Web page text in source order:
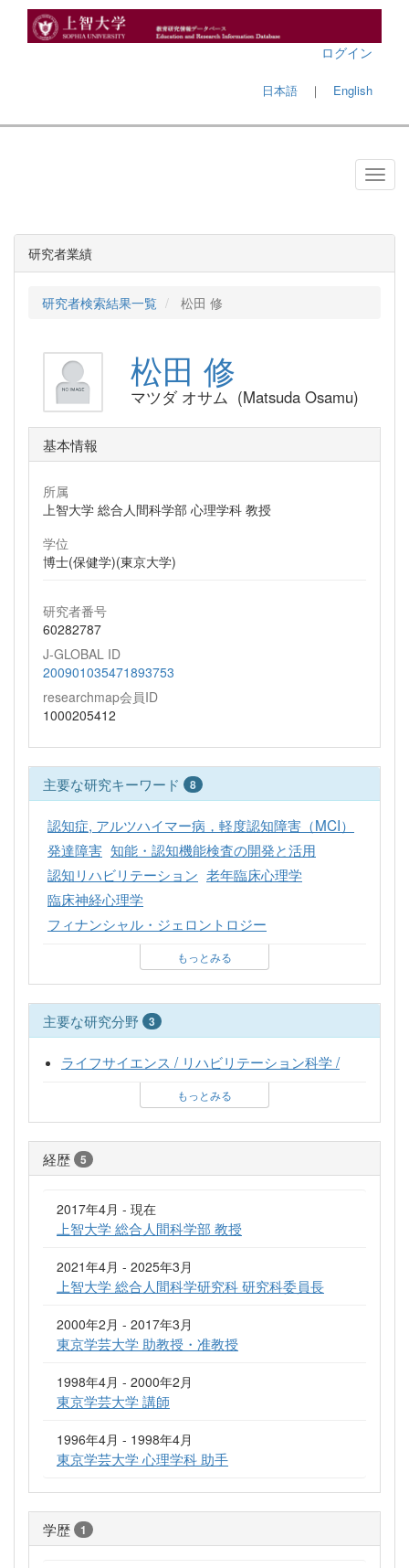
ログイン
日本語 ｜ English
研究者業績
研究者検索結果一覧 松田 修
松田 修
マツダ オサム (Matsuda Osamu)
基本情報
所属
上智大学 総合人間科学部 心理学科 教授
学位
博士(保健学)(東京大学)
研究者番号
60282787
J-GLOBAL ID
200901035471893753
researchmap会員ID
1000205412
主要な研究キーワード 8
認知症, アルツハイマー病，軽度認知障害（MCI）
発達障害 知能・認知機能検査の開発と活用
認知リハビリテーション 老年臨床心理学
臨床神経心理学
フィナンシャル・ジェロントロジー
もっとみる
主要な研究分野 3
ライフサイエンス / リハビリテーション科学 /
もっとみる
経歴 5
2017年4月 - 現在
上智大学 総合人間科学部 教授
2021年4月 - 2025年3月
上智大学 総合人間科学研究科 研究科委員長
2000年2月 - 2017年3月
東京学芸大学 助教授・准教授
1998年4月 - 2000年2月
東京学芸大学 講師
1996年4月 - 1998年4月
東京学芸大学 心理学科 助手
学歴 1